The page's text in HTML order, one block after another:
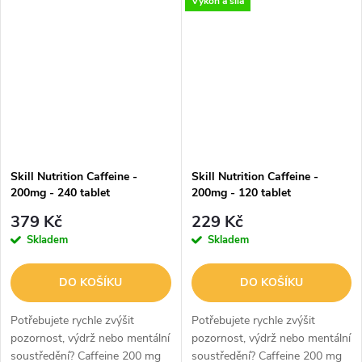
chuť k jídlu a podporuje pocit
Skill Nutrition Caffeine -
200mg - 240 tablet
379 Kč
Skladem
DO KOŠÍKU
Potřebujete rychle zvýšit
pozornost, výdrž nebo mentální
soustředění? Caffeine 200 mg
Skill Nutrition Caffeine -
200mg - 120 tablet
229 Kč
Skladem
DO KOŠÍKU
Potřebujete rychle zvýšit
pozornost, výdrž nebo mentální
soustředění? Caffeine 200 mg